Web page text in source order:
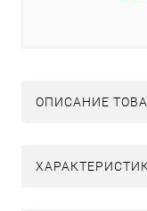
ОПИСАНИЕ